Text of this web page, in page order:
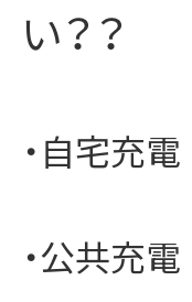
い？？
・自宅充電
・公共充電